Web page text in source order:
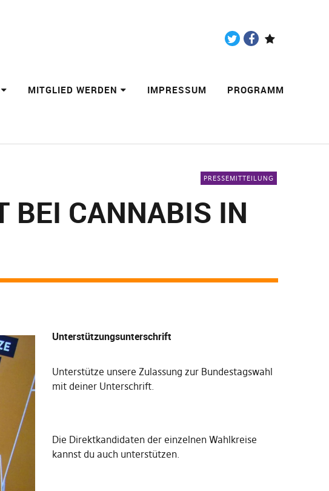
MITGLIED WERDEN IMPRESSUM PROGRAMM
PRESSEMITTEILUNG
BEI CANNABIS IN
Unterstützungsunterschrift
Unterstütze unsere Zulassung zur Bundestagswahl
mit deiner Unterschrift.
Die Direktkandidaten der einzelnen Wahlkreise
kannst du auch unterstützen.